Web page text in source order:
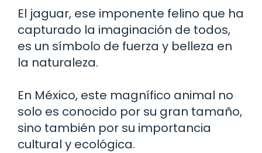
El jaguar, ese imponente felino que ha
capturado la imaginación de todos,
es un símbolo de fuerza y belleza en
la naturaleza.
En México, este magnífico animal no
solo es conocido por su gran tamaño,
sino también por su importancia
cultural y ecológica.